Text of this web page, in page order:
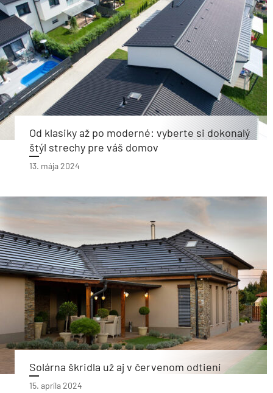
Od klasiky až po moderné: vyberte si dokonalý
štýl strechy pre váš domov
13. mája 2024
Solárna škridla už aj v červenom odtieni
15. apríla 2024